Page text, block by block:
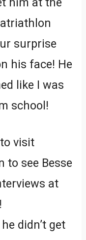
surprise
his face! He
like I was
school!
visit
to see Besse
at
didn’t get